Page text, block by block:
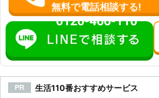
無料で電話相談する!
0120-466-110
PR 生活110番おすすめサービス